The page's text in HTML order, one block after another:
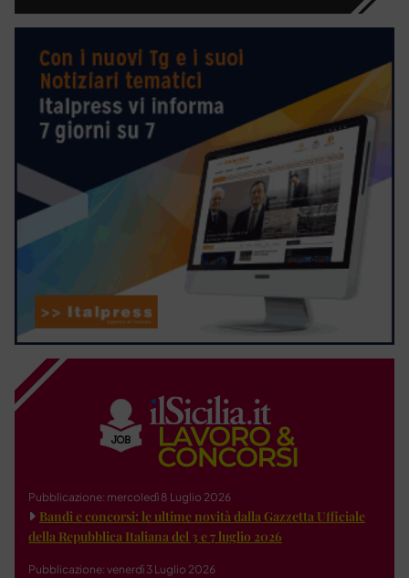
Pubblicazione: mercoledì 8 Luglio 2026
Bandi e concorsi: le ultime novità dalla Gazzetta Ufficiale
della Repubblica Italiana del 3 e 7 luglio 2026
Pubblicazione: venerdì 3 Luglio 2026